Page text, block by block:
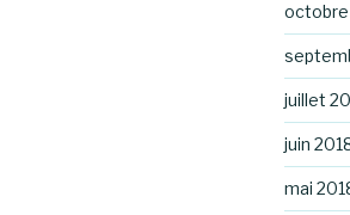
octobre
juillet
juin
mai